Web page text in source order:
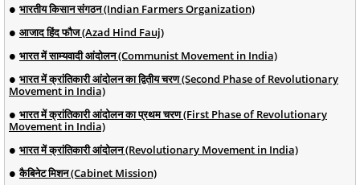
भारतीय किसान संगठन (Indian Farmers Organization)
आजाद हिंद फौज (Azad Hind Fauj)
भारत में साम्यवादी आंदोलन (Communist Movement in India)
भारत में क्रांतिकारी आंदोलन का द्वितीय चरण (Second Phase of Revolutionary
Movement in India)
भारत में क्रांतिकारी आंदोलन का प्रथम चरण (First Phase of Revolutionary
Movement in India)
भारत में क्रांतिकारी आंदोलन (Revolutionary Movement in India)
कैबिनेट मिशन (Cabinet Mission)